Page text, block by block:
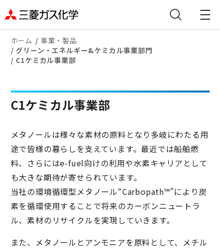
ホーム
事業・製品
グリーン・エネルギー&ケミカル事業部門
C1ケミカル事業部
C1ケミカル事業部
メタノールは様々な素材の原料となり多岐にわたる用
途で皆様の暮らしを支えています。最近では船舶燃
料、さらにはe-fuel向けの利用や水素キャリアとして
も大きな期待が寄せられています。
当社の環境循環型メタノール“Carbopath™”により炭
素を循環使用することで将来のカーボンニュートラ
ル、素材のリサイクルを実現していきます。
また、メタノールとアンモニアを原料として、メチル